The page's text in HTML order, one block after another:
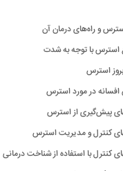
و راه‌های درمان آن
استرس با توجه به شدت
استرس
در مورد استرس
پیش‌گیری از استرس
کنترل و مدیریت استرس
کنترل با استفاده از شناخت درمانی